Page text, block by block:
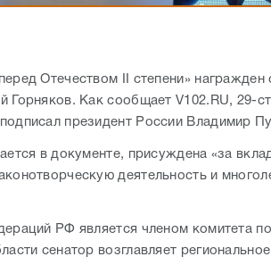
Отечеством II степени» награжден
Горняков. Как сообщает V102.RU, 29-
президент России Владимир
в документе, присуждена «за
деятельность и
РФ является членом комитета
сенатор возглавляет